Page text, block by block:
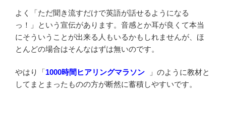
よく「ただ聞き流すだけで英語が話せるようになる
っ！」という宣伝があります。音感とか耳が良くて本当
にそういうことが出来る人もいるかもしれませんが、ほ
とんどの場合はそんなはずは無いのです。
やはり「1000時間ヒアリングマラソン
」のように教材と
してまとまったものの方が断然に蓄積しやすいです。